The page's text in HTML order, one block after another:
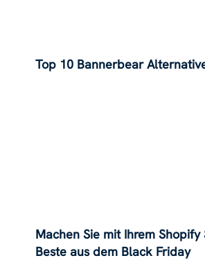
Top 10 Bannerbear
Machen Sie mit Ihrem Shopify
Beste aus dem Black Friday